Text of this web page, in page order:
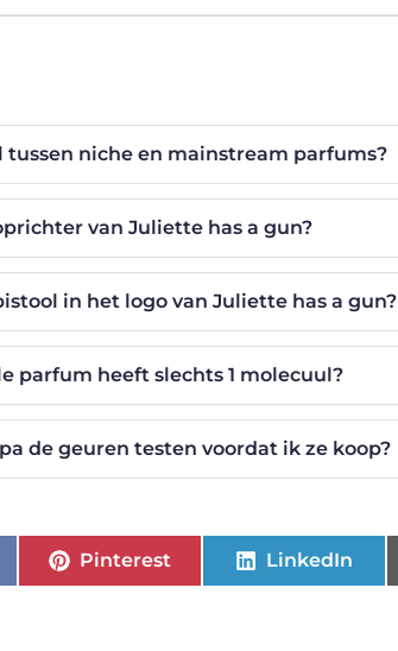
tussen niche en mainstream parfums?
van Juliette has a gun?
in het logo van Juliette has a gun?
parfum heeft slechts 1 molecuul?
de geuren testen voordat ik ze koop?
Pinterest LinkedIn